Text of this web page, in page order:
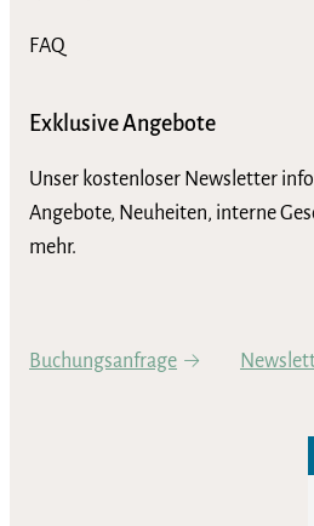
FAQ
Exklusive Angebote
Unser kostenloser Newsletter
Angebote, Neuheiten, interne
mehr.
Buchungsanfrage